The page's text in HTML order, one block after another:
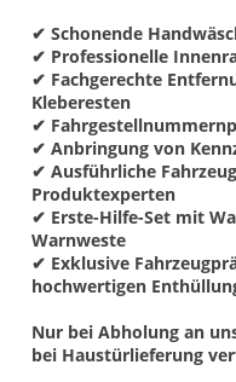
✔ Schonende
✔ Professionelle
✔ Fachgerechte
Kleberesten
✔
✔ Anbringung von
✔ Ausführliche
Produktexperten
✔ Erste-Hilfe-Set mit
Warnweste
✔ Exklusive
hochwertigen
Nur bei Abholung an
bei Haustürlieferung